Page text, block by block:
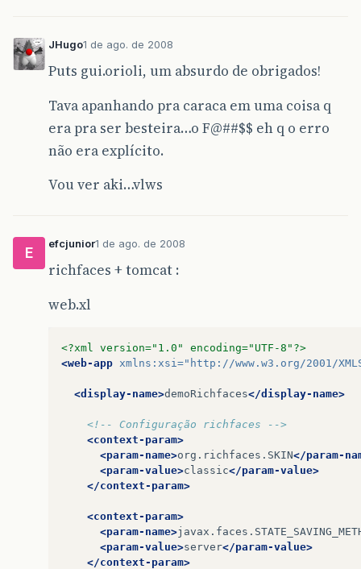
JHugo1 de ago. de 2008
Puts gui.orioli, um absurdo de obrigados!
Tava apanhando pra caraca em uma coisa q
era pra ser besteira…o F@##$$ eh q o erro
não era explícito.
Vou ver aki…vlws
E
efcjunior1 de ago. de 2008
richfaces + tomcat :
web.xl
<?xml version="1.0" encoding="UTF-8"?>
<web-app xmlns:xsi="http://www.w3.org/2001/
<display-name>demoRichfaces</display-name>
<!-- Configuração richfaces -->
<context-param>
<param-name>org.richfaces.SKIN</param-
<param-value>classic</param-value>
</context-param>
<context-param>
<param-name>
<param-value>server</param-value>
</context-param>